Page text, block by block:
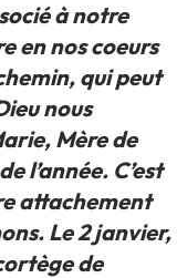
à notre
en nos coeurs
qui peut
nous
Mère de
l’année. C’est
attachement
Le 2 janvier,
de